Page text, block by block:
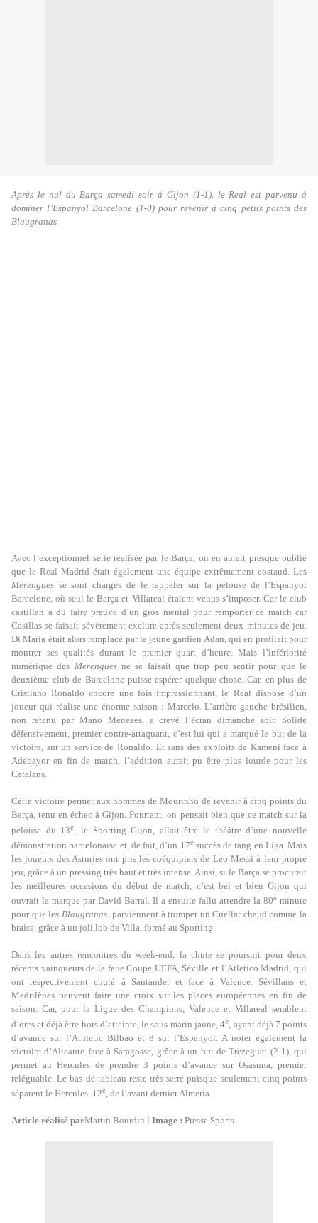
Après le nul du Barça samedi soir à Gijon (1-1), le Real est parvenu à
dominer l’Espanyol Barcelone (1-0) pour revenir à cinq petits points des
Blaugranas.
Avec l’exceptionnel série réalisée par le Barça, on en aurait presque oublié
que le Real Madrid était également une équipe extrêmement costaud. Les
Merengues se sont chargés de le rappeler sur la pelouse de l’Espanyol
Barcelone, où seul le Barça et Villareal étaient venus s’imposer. Car le club
castillan a dû faire preuve d’un gros mental pour remporter ce match car
Casillas se faisait sévèrement exclure après seulement deux minutes de jeu.
Di Maria était alors remplacé par le jeune gardien Adan, qui en profitait pour
montrer ses qualités durant le premier quart d’heure. Mais l’infériorité
numérique des Merenguesne se faisait que trop peu sentir pour que le
deuxième club de Barcelone puisse espérer quelque chose. Car, en plus de
Cristiano Ronaldo encore une fois impressionnant, le Real dispose d’un
joueur qui réalise une énorme saison : Marcelo. L’arrière gauche brésilien,
non retenu par Mano Menezes, a crevé l’écran dimanche soir. Solide
défensivement, premier contre-attaquant, c’est lui qui a marqué le but de la
victoire, sur un service de Ronaldo. Et sans des exploits de Kameni face à
Adebayor en fin de match, l’addition aurait pu être plus lourde pour les
Catalans.
Cette victoire permet aux hommes de Mourinho de revenir à cinq points du
Barça, tenu en échec à Gijon. Pourtant, on pensait bien que ce match sur la
pelouse du 13e
, le Sporting Gijon, allait être le théâtre d’une nouvelle
démonstration barcelonaise et, de fait, d’un 17esuccès de rang en Liga. Mais
les joueurs des Asturies ont pris les coéquipiers de Leo Messi à leur propre
jeu, grâce à un pressing très haut et très intense. Ainsi, si le Barça se procurait
les meilleures occasions du début de match, c’est bel et bien Gijon qui
ouvrait la marque par David Barral. Il a ensuite fallu attendre la 80e minute
pour que les Blaugranas parviennent à tromper un Cuellar chaud comme la
braise, grâce à un joli lob de Villa, formé au Sporting.
Dans les autres rencontres du week-end, la chute se poursuit pour deux
récents vainqueurs de la feue Coupe UEFA, Séville et l’Atletico Madrid, qui
ont respectivement chuté à Santander et face à Valence. Sévillans et
Madrilènes peuvent faire une croix sur les places européennes en fin de
saison. Car, pour la Ligue des Champions, Valence et Villareal semblent
d’ores et déjà être hors d’atteinte, le sous-marin jaune, 4e , ayant déjà 7 points
d’avance sur l’Athletic Bilbao et 8 sur l’Espanyol. A noter également la
victoire d’Alicante face à Saragosse, grâce à un but de Trezeguet (2-1), qui
permet au Hercules de prendre 3 points d’avance sur Osasuna, premier
reléguable. Le bas de tableau reste très serré puisque seulement cinq points
séparent le Hercules, 12e , de l’avant dernier Almeria.
Article réalisé parMartin Bourdin l Image : Presse Sports